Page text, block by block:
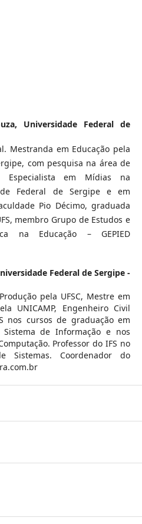
Universidade Federal de
Mestranda em Educação pela
com pesquisa na área de
Especialista em Mídias na
Federal de Sergipe e em
Pio Décimo, graduada
membro Grupo de Estudos e
na Educação – GEPIED
Federal de Sergipe -
pela UFSC, Mestre em
UNICAMP, Engenheiro Civil
nos cursos de graduação em
de Informação e nos
Professor do IFS no
Sistemas. Coordenador do